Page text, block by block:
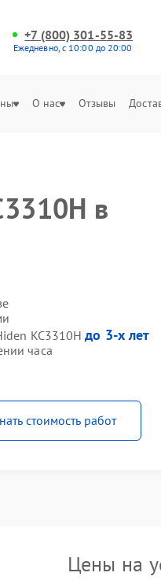
+7 (800) 301-55-83
Ежедневно, с 10:00 до 20:00
О нас Отзывы
в
KC3310Hдо 3-х лет
часа
стоимость работ
Цены на